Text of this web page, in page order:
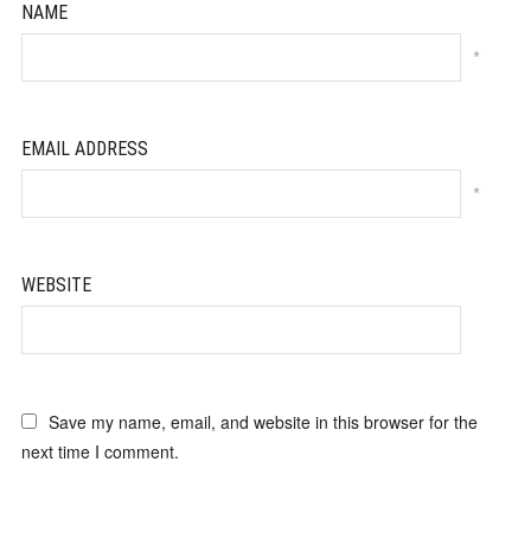
NAME
*
EMAIL ADDRESS
*
WEBSITE
Save my name, email, and website in this browser for the
next time I comment.